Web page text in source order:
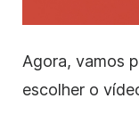
Agora, vamos
escolher o